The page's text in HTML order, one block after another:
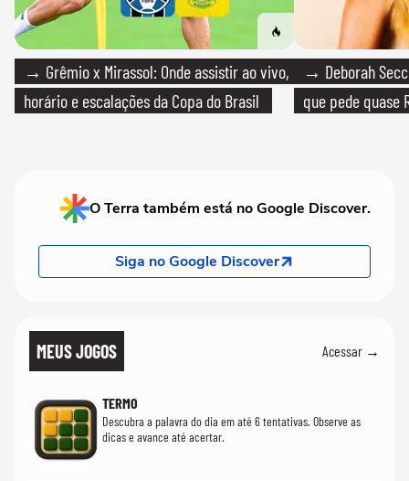
→ Grêmio x Mirassol: Onde assistir ao vivo,
horário e escalações da Copa do Brasil
→ Deborah
que pede quase
O Terra também está no Google Discover.
Siga no Google Discover
MEUS JOGOS Acessar →
TERMO
Descubra a palavra do dia em até 6 tentativas. Observe as
dicas e avance até acertar.